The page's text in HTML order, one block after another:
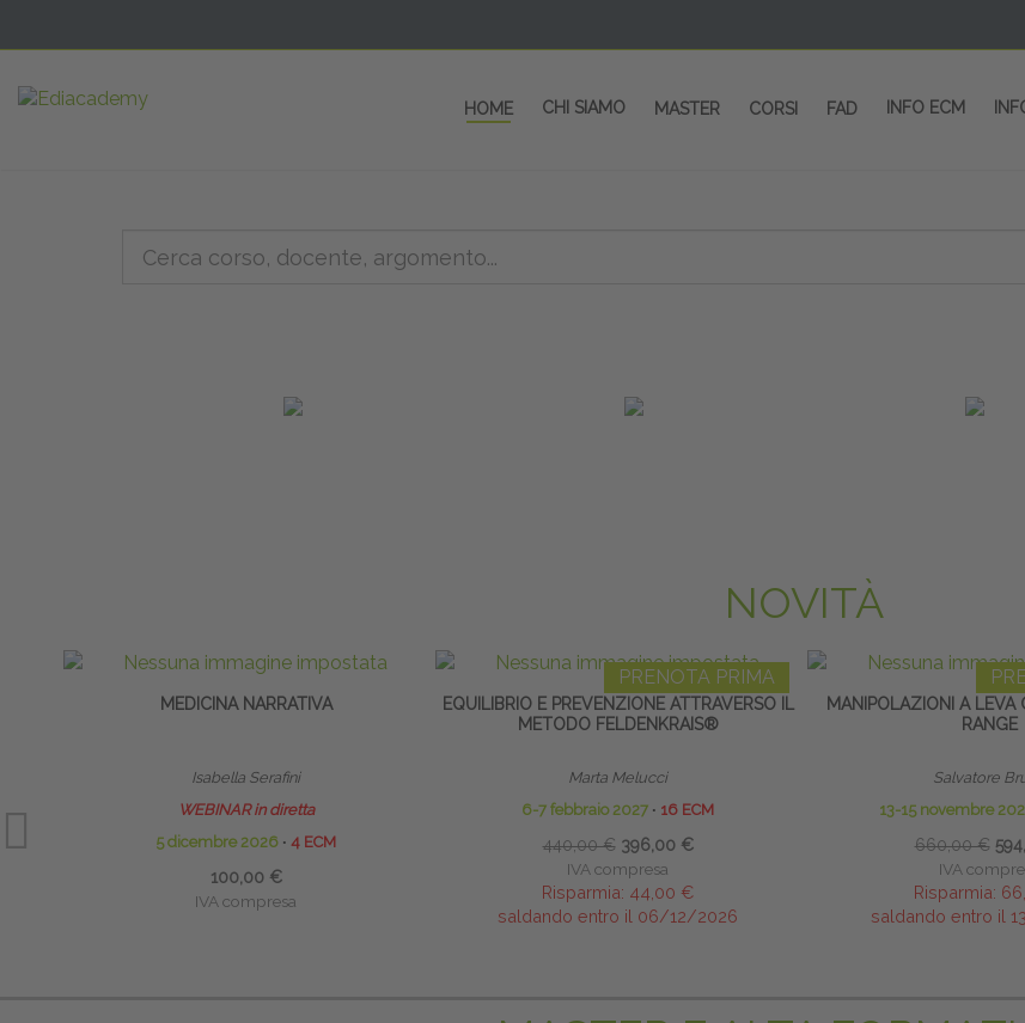
HOME CHI SIAMO MASTER CORSI FAD INFO ECM
NOVITÀ
MEDICINA NARRATIVA
Isabella Serafini
WEBINAR in diretta
5 dicembre 2026 ∙ 4 ECM
100,00 €
IVA compresa
PRENOTA PRIMA
EQUILIBRIO E PREVENZIONE ATTRAVERSO IL
METODO FELDENKRAIS®
Marta Melucci
6-7 febbraio 2027 ∙ 16 ECM
440,00 € 396,00 €
IVA compresa
Risparmia: 44,00 €
saldando entro il 06/12/2026
MANIPOLAZIONI A LEVA
RANGE
Salvatore
13-15 novembre
660,00 €
IVA
Risparmia:
saldando entro il